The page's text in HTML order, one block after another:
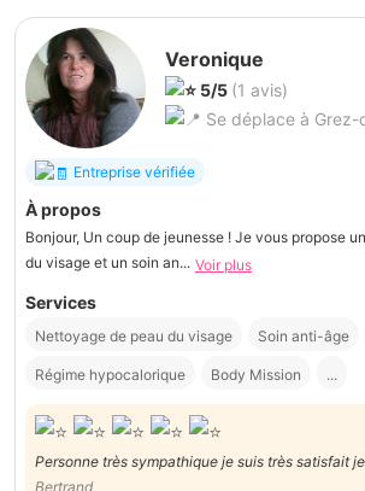
Veronique
5/5 (1 avis)
Se déplace à Grez-
Entreprise vérifiée
À propos
Bonjour, Un coup de jeunesse ! Je vous propose
du visage et un soin an... Voir plus
Services
Nettoyage de peau du visage Soin anti-âge
Régime hypocalorique Body Mission ...
Personne très sympathique je suis très satisfait
Bertrand